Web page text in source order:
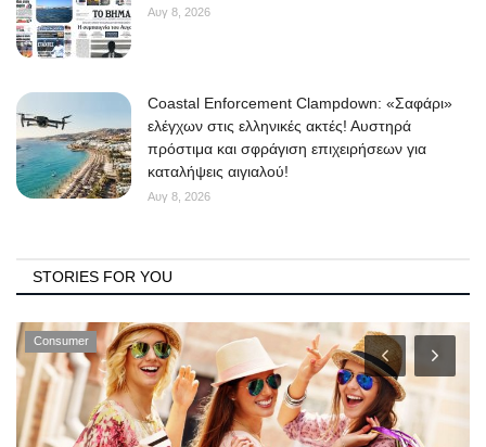
Αυγ 8, 2026
Coastal Enforcement Clampdown: «Σαφάρι»
ελέγχων στις ελληνικές ακτές! Αυστηρά
πρόστιμα και σφράγιση επιχειρήσεων για
καταλήψεις αιγιαλού!
Αυγ 8, 2026
STORIES FOR YOU
Consumer